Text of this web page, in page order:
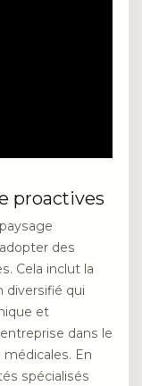
proactives
des
Cela inclut la
diversifié qui
et
dans le
En
spécialisés